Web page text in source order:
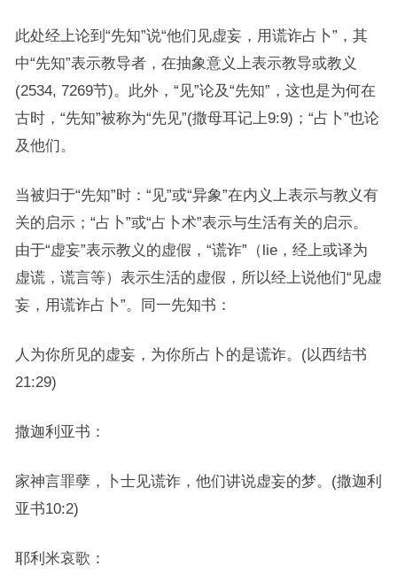
此处经上论到“先知”说“他们见虚妄，用谎诈占卜”，其
中“先知”表示教导者，在抽象意义上表示教导或教义
(2534, 7269节)。此外，“见”论及“先知”，这也是为何在
古时，“先知”被称为“先见”(撒母耳记上9:9)；“占卜”也论
及他们。
当被归于“先知”时：“见”或“异象”在内义上表示与教义有
关的启示；“占卜”或“占卜术”表示与生活有关的启示。
由于“虚妄”表示教义的虚假，“谎诈”（lie，经上或译为
虚谎，谎言等）表示生活的虚假，所以经上说他们“见虚
妄，用谎诈占卜”。同一先知书：
人为你所见的虚妄，为你所占卜的是谎诈。(以西结书
21:29)
撒迦利亚书：
家神言罪孽，卜士见谎诈，他们讲说虚妄的梦。(撒迦利
亚书10:2)
耶利米哀歌：